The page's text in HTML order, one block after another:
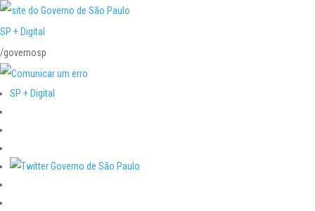
SP + Digital
/governosp
SP + Digital